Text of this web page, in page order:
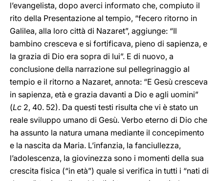
l’evangelista, dopo averci informato che, compiuto il
rito della Presentazione al tempio, “fecero ritorno in
Galilea, alla loro città di Nazaret”, aggiunge: “Il
bambino cresceva e si fortificava, pieno di sapienza, e
la grazia di Dio era sopra di lui”. E di nuovo, a
conclusione della narrazione sul pellegrinaggio al
tempio e il ritorno a Nazaret, annota: “E Gesù cresceva
in sapienza, età e grazia davanti a Dio e agli uomini”
(Lc 2, 40. 52). Da questi testi risulta che vi è stato un
reale sviluppo umano di Gesù. Verbo eterno di Dio che
ha assunto la natura umana mediante il concepimento
e la nascita da Maria. L’infanzia, la fanciullezza,
l’adolescenza, la giovinezza sono i momenti della sua
crescita fisica (“in età”) quale si verifica in tutti i “nati di